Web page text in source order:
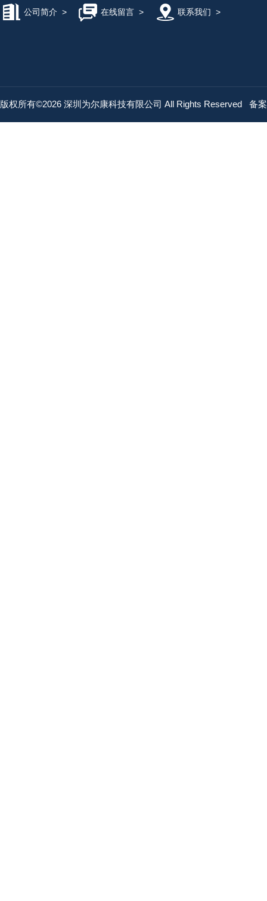
公司简介 > 在线留言> 联系我们 >
版权所有©2026 深圳为尔康科技有限公司 All Rights Reserved 备